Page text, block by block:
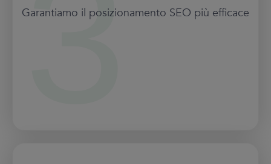
Garantiamo il posizionamento SEO più efficace